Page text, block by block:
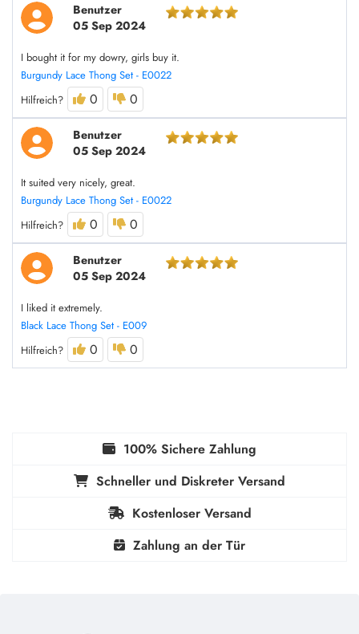
Benutzer
05 Sep 2024
I bought it for my dowry, girls buy it.
Burgundy Lace Thong Set - E0022
Hilfreich?
0 0
Benutzer
05 Sep 2024
It suited very nicely, great.
Burgundy Lace Thong Set - E0022
Hilfreich?
0 0
Benutzer
05 Sep 2024
I liked it extremely.
Black Lace Thong Set - E009
Hilfreich?
0 0
100% Sichere Zahlung
Schneller und Diskreter Versand
Kostenloser Versand
Zahlung an der Tür